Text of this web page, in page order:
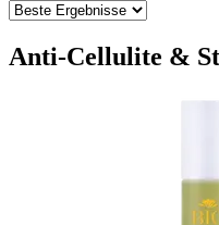
Anti-Cellulite &